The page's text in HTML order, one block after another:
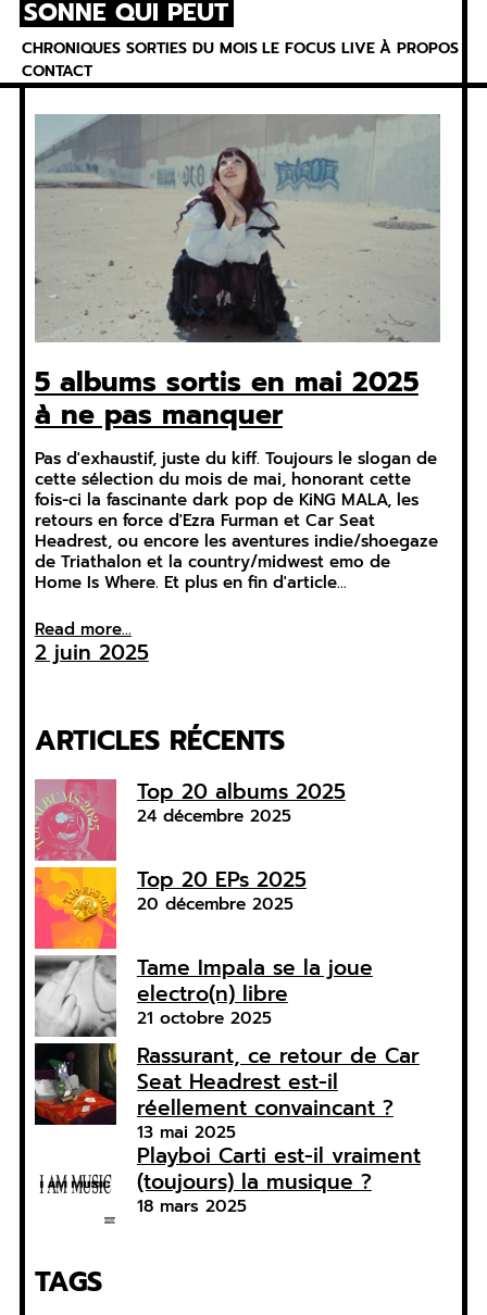
Skip
content
SONNE QUI PEUT
CHRONIQUES SORTIES DU MOIS LE FOCUS LIVE À PROPOS
CONTACT
5 albums sortis en mai 2025
à ne pas manquer
Pas d'exhaustif, juste du kiff. Toujours le slogan de
cette sélection du mois de mai, honorant cette
fois-ci la fascinante dark pop de KiNG MALA, les
retours en force d'Ezra Furman et Car Seat
Headrest, ou encore les aventures indie/shoegaze
de Triathalon et la country/midwest emo de
Home Is Where. Et plus en fin d'article…
Read more...
2 juin 2025
ARTICLES RÉCENTS
Top 20 albums 2025
24 décembre 2025
Top 20 EPs 2025
20 décembre 2025
Tame Impala se la joue
electro(n) libre
21 octobre 2025
Rassurant, ce retour de Car
Seat Headrest est-il
réellement convaincant ?
13 mai 2025
Playboi Carti est-il vraiment
(toujours) la musique ?
18 mars 2025
TAGS